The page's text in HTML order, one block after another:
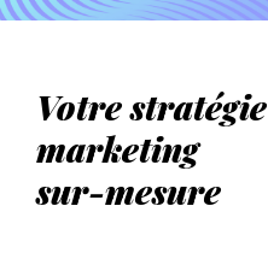
Votre stratégie
marketing
sur-mesure